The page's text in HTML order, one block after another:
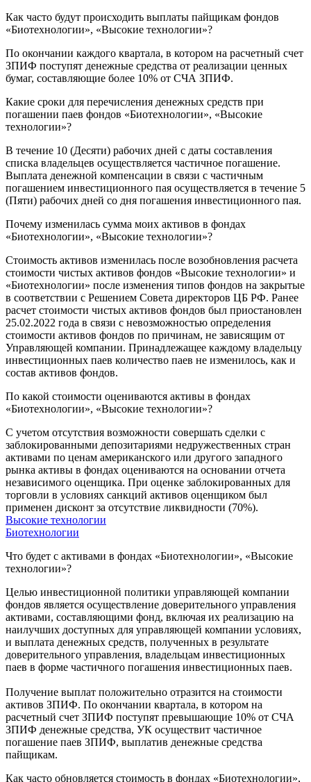
Как часто будут происходить выплаты пайщикам фондов
«Биотехнологии», «Высокие технологии»?
По окончании каждого квартала, в котором на расчетный счет
ЗПИФ поступят денежные средства от реализации ценных
бумаг, составляющие более 10% от СЧА ЗПИФ.
Какие сроки для перечисления денежных средств при
погашении паев фондов «Биотехнологии», «Высокие
технологии»?
В течение 10 (Десяти) рабочих дней с даты составления
списка владельцев осуществляется частичное погашение.
Выплата денежной компенсации в связи с частичным
погашением инвестиционного пая осуществляется в течение 5
(Пяти) рабочих дней со дня погашения инвестиционного пая.
Почему изменилась сумма моих активов в фондах
«Биотехнологии», «Высокие технологии»?
Стоимость активов изменилась после возобновления расчета
стоимости чистых активов фондов «Высокие технологии» и
«Биотехнологии» после изменения типов фондов на закрытые
в соответствии с Решением Совета директоров ЦБ РФ. Ранее
расчет стоимости чистых активов фондов был приостановлен
25.02.2022 года в связи с невозможностью определения
стоимости активов фондов по причинам, не зависящим от
Управляющей компании. Принадлежащее каждому владельцу
инвестиционных паев количество паев не изменилось, как и
состав активов фондов.
По какой стоимости оцениваются активы в фондах
«Биотехнологии», «Высокие технологии»?
С учетом отсутствия возможности совершать сделки с
заблокированными депозитариями недружественных стран
активами по ценам американского или другого западного
рынка активы в фондах оцениваются на основании отчета
независимого оценщика. При оценке заблокированных для
торговли в условиях санкций активов оценщиком был
применен дисконт за отсутствие ликвидности (70%).
Высокие технологии
Биотехнологии
Что будет с активами в фондах «Биотехнологии», «Высокие
технологии»?
Целью инвестиционной политики управляющей компании
фондов является осуществление доверительного управления
активами, составляющими фонд, включая их реализацию на
наилучших доступных для управляющей компании условиях,
и выплата денежных средств, полученных в результате
доверительного управления, владельцам инвестиционных
паев в форме частичного погашения инвестиционных паев.
Получение выплат положительно отразится на стоимости
активов ЗПИФ. По окончании квартала, в котором на
расчетный счет ЗПИФ поступят превышающие 10% от СЧА
ЗПИФ денежные средства, УК осуществит частичное
погашение паев ЗПИФ, выплатив денежные средства
пайщикам.
Как часто обновляется стоимость в фондах «Биотехнологии»,